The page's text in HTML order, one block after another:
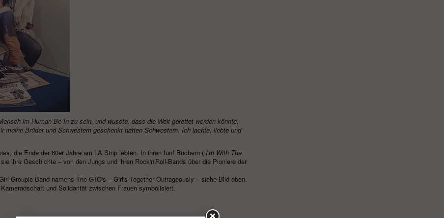
im Human-Be-In zu sein, und wusste, dass die Welt gerettet werden könnte,
meine Brüder und Schwestern geschenkt hatten Schwestern. Ich lachte, liebte und
die Ende der 60er Jahre am LA Strip lebten. In ihren fünf Büchern ( I'm With The
ihre Geschichte – von den Jungs und ihren Rock'n'Roll-Bands über die Pioniere der
Groupie-Band namens The GTO's – Girl's Together Outrageously – siehe Bild oben.
und Solidarität zwischen Frauen symbolisiert.